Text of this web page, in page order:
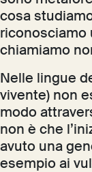
cosa
riconosciamo
chiamiamo
Nelle lingue
vivente) non
modo
non è che
avuto una
esempio ai